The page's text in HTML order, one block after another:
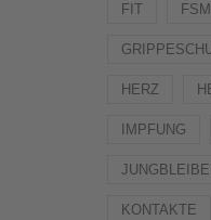
FIT
HERZ
IMPFUNG
KONTAKTE